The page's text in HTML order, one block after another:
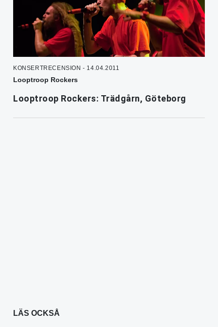
KONSERTRECENSION - 14.04.2011
Looptroop Rockers
Looptroop Rockers: Trädgårn, Göteborg
LÄS OCKSÅ